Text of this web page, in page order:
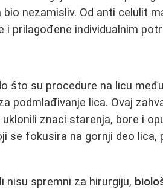
nezamisliv. Od anti celulit
i prilagođene individualnim
što su procedure na licu
podmlađivanje lica. Ovaj
znaci starenja, bore i
se fokusira na gornji deo lica,
nisu spremni za hirurgiju,